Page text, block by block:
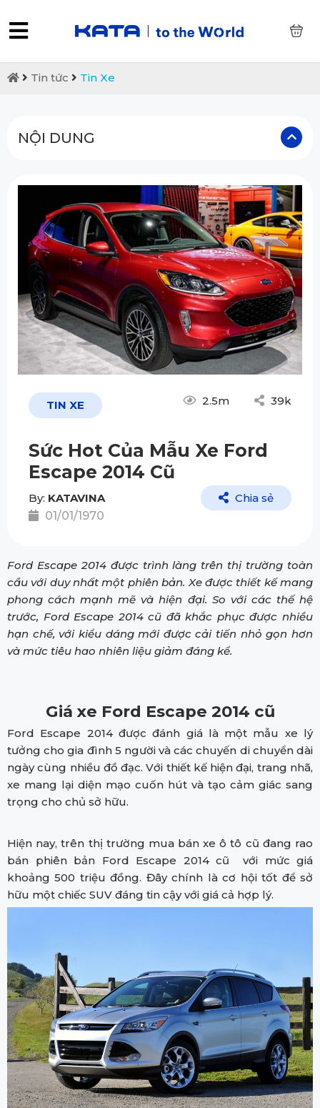
Tin tức Tin Xe
NỘI DUNG
TIN XE 2.5m 39k
Sức Hot Của Mẫu Xe Ford
Escape 2014 Cũ
By: KATAVINA
01/01/1970
Chia sẻ
Ford Escape 2014 được trình làng trên thị trường toàn
cầu với duy nhất một phiên bản. Xe được thiết kế mang
phong cách mạnh mẽ và hiện đại. So với các thế hệ
trước, Ford Escape 2014 cũ đã khắc phục được nhiều
hạn chế, với kiểu dáng mới được cải tiến nhỏ gọn hơn
và mức tiêu hao nhiên liệu giảm đáng kể.
Giá xe Ford Escape 2014 cũ
Ford Escape 2014 được đánh giá là một mẫu xe lý
tưởng cho gia đình 5 người và các chuyến di chuyển dài
ngày cùng nhiều đồ đạc. Với thiết kế hiện đại, trang nhã,
xe mang lại diện mạo cuốn hút và tạo cảm giác sang
trọng cho chủ sở hữu.
Hiện nay, trên thị trường mua bán xe ô tô cũ đang rao
bán phiên bản Ford Escape 2014 cũ với mức giá
khoảng 500 triệu đồng. Đây chính là cơ hội tốt để sở
hữu một chiếc SUV đáng tin cậy với giá cả hợp lý.